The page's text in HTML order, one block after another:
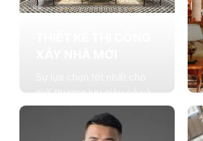
giới thượng lưu giàu có và
đẳng cấp, cung cấp các
giải pháp thiết kế chuyên